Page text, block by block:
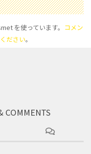
を使っています。 コメン
ださい。
COMMENTS